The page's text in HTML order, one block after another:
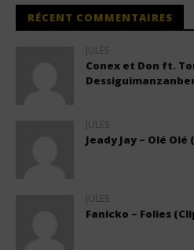
RÉCENT COMMENTAIRES
JULES
Conex et Don ft.
JULES
Jeady Jay – Olé
JULES
Fanicko – Folies